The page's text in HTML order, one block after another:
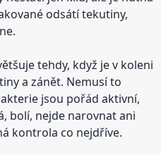
odsátí tekutiny,
tehdy, když je v koleni
a zánět. Nemusí to
jsou pořád aktivní,
bolí, nejde narovnat ani
kontrola co nejdříve.